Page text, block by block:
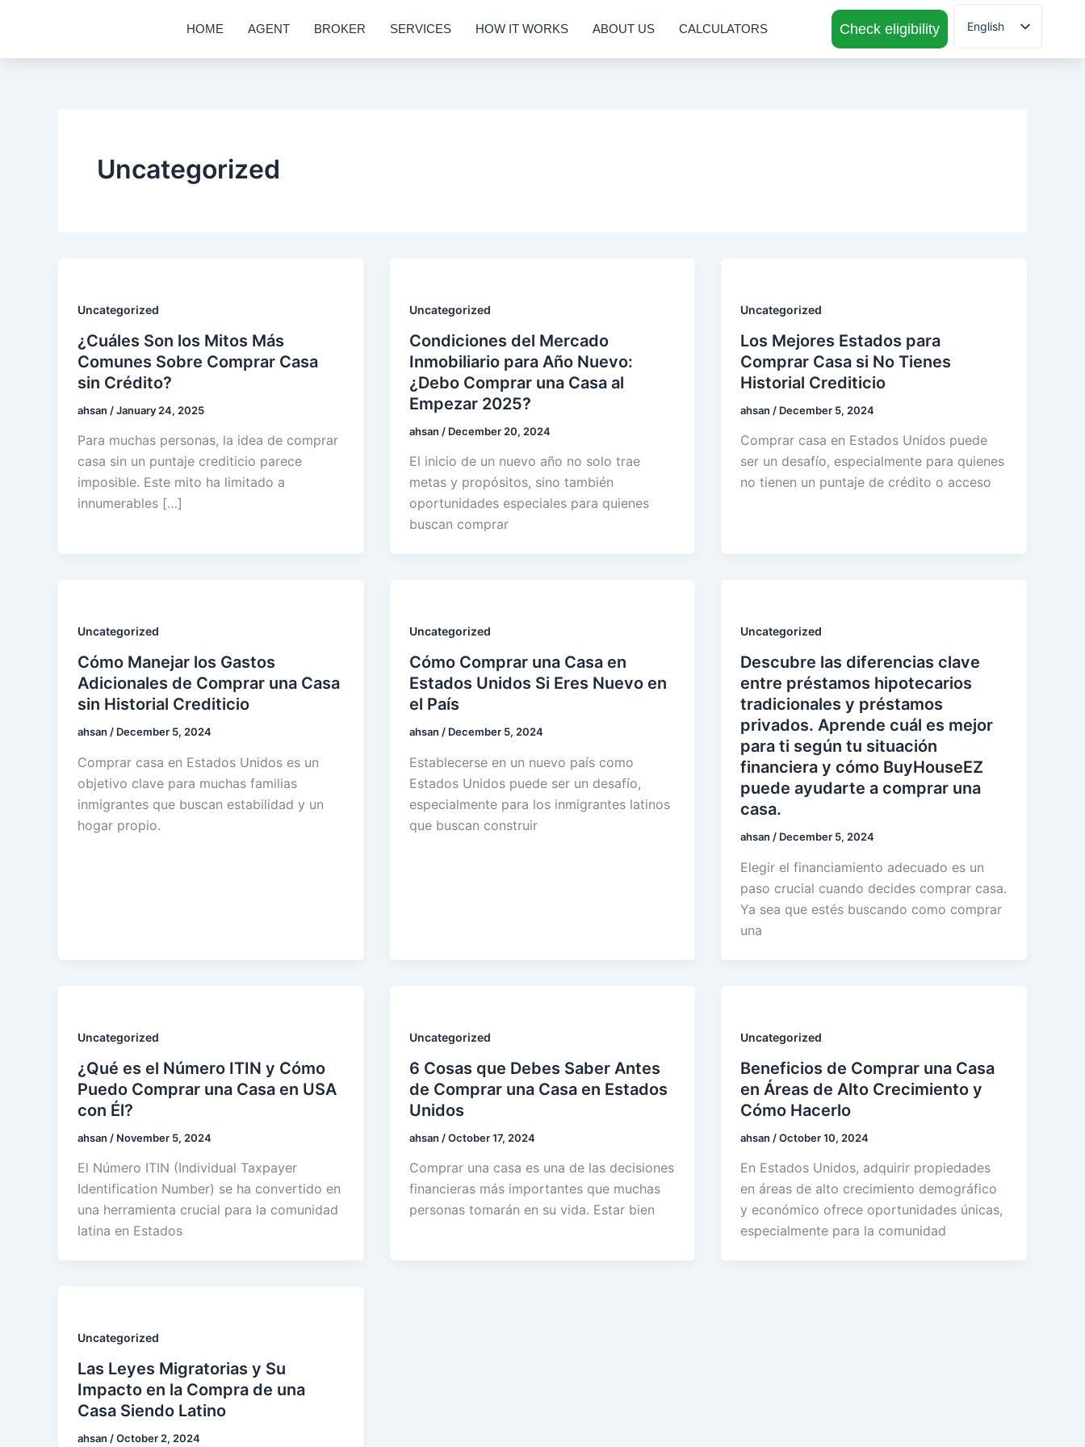
HOME AGENT BROKER SERVICES HOW IT WORKS ABOUT US CALCULATORS Check eligibility
English
Spanish
Uncategorized
Uncategorized
¿Cuáles Son los Mitos Más
Comunes Sobre Comprar Casa
sin Crédito?
ahsan /January 24, 2025
Para muchas personas, la idea de comprar
casa sin un puntaje crediticio parece
imposible. Este mito ha limitado a
innumerables […]
Uncategorized
Condiciones del Mercado
Inmobiliario para Año Nuevo:
¿Debo Comprar una Casa al
Empezar 2025?
ahsan / December 20, 2024
El inicio de un nuevo año no solo trae
metas y propósitos, sino también
oportunidades especiales para quienes
buscan comprar
Uncategorized
Los Mejores Estados para
Comprar Casa si No Tienes
Historial Crediticio
ahsan / December 5, 2024
Comprar casa en Estados Unidos puede
ser un desafío, especialmente para quienes
no tienen un puntaje de crédito o acceso
Uncategorized
Cómo Manejar los Gastos
Adicionales de Comprar una Casa
sin Historial Crediticio
ahsan / December 5, 2024
Comprar casa en Estados Unidos es un
objetivo clave para muchas familias
inmigrantes que buscan estabilidad y un
hogar propio.
Uncategorized
Cómo Comprar una Casa en
Estados Unidos Si Eres Nuevo en
el País
ahsan / December 5, 2024
Establecerse en un nuevo país como
Estados Unidos puede ser un desafío,
especialmente para los inmigrantes latinos
que buscan construir
Uncategorized
Descubre las diferencias clave
entre préstamos hipotecarios
tradicionales y préstamos
privados. Aprende cuál es mejor
para ti según tu situación
financiera y cómo BuyHouseEZ
puede ayudarte a comprar una
casa.
ahsan / December 5, 2024
Elegir el financiamiento adecuado es un
paso crucial cuando decides comprar casa.
Ya sea que estés buscando como comprar
una
Uncategorized
¿Qué es el Número ITIN y Cómo
Puedo Comprar una Casa en USA
con Él?
ahsan / November 5, 2024
El Número ITIN (Individual Taxpayer
Identification Number) se ha convertido en
una herramienta crucial para la comunidad
latina en Estados
Uncategorized
6 Cosas que Debes Saber Antes
de Comprar una Casa en Estados
Unidos
ahsan /October 17, 2024
Comprar una casa es una de las decisiones
financieras más importantes que muchas
personas tomarán en su vida. Estar bien
Uncategorized
Beneficios de Comprar una Casa
en Áreas de Alto Crecimiento y
Cómo Hacerlo
ahsan /October 10, 2024
En Estados Unidos, adquirir propiedades
en áreas de alto crecimiento demográfico
y económico ofrece oportunidades únicas,
especialmente para la comunidad
Uncategorized
Las Leyes Migratorias y Su
Impacto en la Compra de una
Casa Siendo Latino
ahsan /October 2, 2024